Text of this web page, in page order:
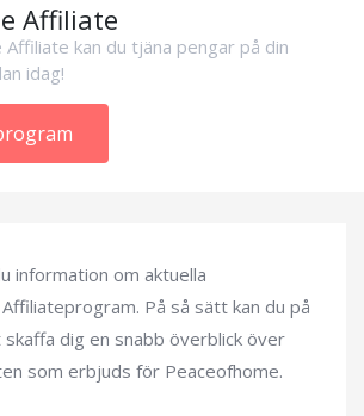
Affiliate
Affiliate kan du tjäna pengar på din
idag!
information om aktuella
På så sätt kan du på
dig en snabb överblick över
som erbjuds för Peaceofhome.